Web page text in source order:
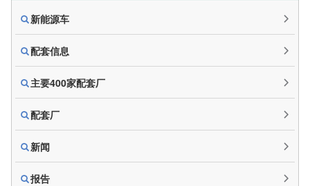
新能源车
配套信息
主要400家配套厂
配套厂
新闻
报告